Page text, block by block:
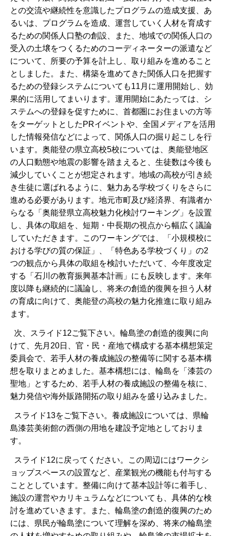
との交流や継続性を意識したプログラムの造成支援、あ
るいは、プログラムを造成、運営していく人材を育成す
るための関係人口塾の創設、また、地域での関係人口の
受入の土壌をつくるためのコーディネーターの派遣など
について、所要の予算を計上し、取り組みを進めること
としました。また、構築を進めてきた関係人口を把握す
るための登録システムについても11月に運用開始し、効
果的に活用してまいります。運用開始にあたっては、シ
ステムへの登録を促すために、首都圏にお住まいの方等
をターゲットとしたPRイベントや、全国メディアを活用
した情報発信などによって、関係人口の掘り起こしを行
います。奥能登の県立高校5校については、奥能登地区
の人口動態や地震の影響を踏まえると、生徒数は今後も
減少していくことが想定されます。地域の高校が引き続
き生徒に選ばれるように、魅力ある学校づくりをさらに
進める必要があります。地元市町及び経済界、有識者か
らなる「奥能登県立高校魅力化検討ワーキング」を設置
し、具体の取組を、短期・中長期の視点から幅広く議論
していただきます。このワーキングでは、「小規模校に
おける学びの質の保証」、「特色ある学校づくり」の2
つの観点から具体の取組を検討いただいて、今年度改定
する「石川の教育振興基本計画」にも反映します。来年
度以降も継続的に議論し、将来の創造的復興を担う人材
の育成に向けて、奥能登の高校の魅力化推進に取り組み
ます。
次、スライド12ご覧下さい。輪島塗の創造的復興に向
けて、先月20日、官・民・産地で構成する基本構想策定
委員会で、若手人材の養成施設の整備等に関する基本構
想を取りまとめました。基本構想には、輪島を「漆芸の
聖地」とするため、若手人材の養成施設の整備を核に、
魅力発信や海外販路開拓の取り組みを盛り込みました。
スライド13をご覧下さい。養成施設については、県輪
島漆芸美術館の西側の用地を建設予定地としておりま
す。
スライド12に戻ってください。この周辺にはワークシ
ョップスペースの設置など、産業観光の機能も付与する
こととしています。整備に向けて基本設計等に着手し、
施設の運営やカリキュラムなどについても、具体的な検
討を進めていきます。また、輪島塗の創造的復興のため
には、県民が輪島塗について理解を深め、将来の輪島塗